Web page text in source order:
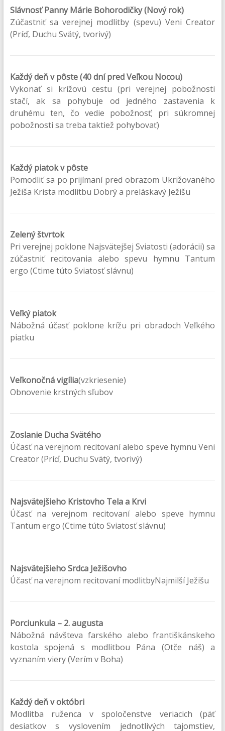
Slávnosť Panny Márie Bohorodičky (Nový rok)
Zúčastniť sa verejnej modlitby (spevu) Veni Creator
(Príď, Duchu Svätý, tvorivý)
Každý deň v pôste (40 dní pred Veľkou Nocou)
Vykonať si krížovú cestu (pri verejnej pobožnosti
stačí, ak sa pohybuje od jedného zastavenia k
druhému ten, čo vedie pobožnosť; pri súkromnej
pobožnosti sa treba taktiež pohybovať)
Každý piatok v pôste
Pomodliť sa po prijímaní pred obrazom Ukrižovaného
Ježiša Krista modlitbu Dobrý a preláskavý Ježišu
Zelený štvrtok
Pri verejnej poklone Najsvätejšej Sviatosti (adorácii) sa
zúčastniť recitovania alebo spevu hymnu Tantum
ergo (Ctime túto Sviatosť slávnu)
Veľký piatok
Nábožná účasť poklone krížu pri obradoch Veľkého
piatku
Veľkonočná vigília(vzkriesenie)
Obnovenie krstných sľubov
Zoslanie Ducha Svätého
Účasť na verejnom recitovaní alebo speve hymnu Veni
Creator (Príď, Duchu Svätý, tvorivý)
Najsvätejšieho Kristovho Tela a Krvi
Účasť na verejnom recitovaní alebo speve hymnu
Tantum ergo (Ctime túto Sviatosť slávnu)
Najsvätejšieho Srdca Ježišovho
Účasť na verejnom recitovaní modlitbyNajmilší Ježišu
Porciunkula – 2. augusta
Nábožná návšteva farského alebo františkánskeho
kostola spojená s modlitbou Pána (Otče náš) a
vyznaním viery (Verím v Boha)
Každý deň v októbri
Modlitba ruženca v spoločenstve veriacich (päť
desiatkov s vyslovením jednotlivých tajomstiev,